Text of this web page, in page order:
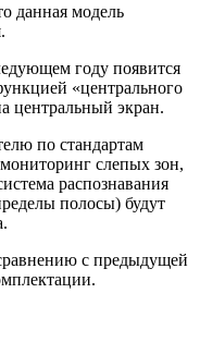
данная модель
году появится
«центрального
центральный экран.
по стандартам
слепых зон,
распознавания
полосы) будут
с предыдущей